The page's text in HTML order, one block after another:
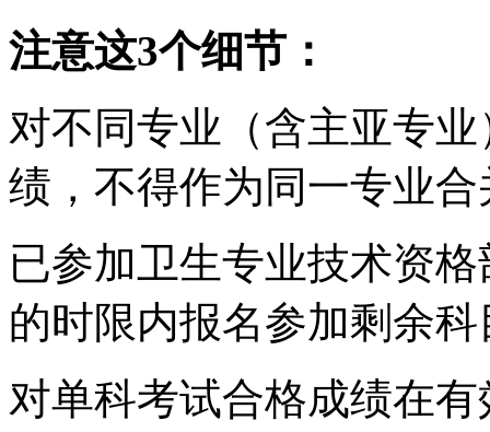
注意这3个细节：
对不同专业（含主亚专
绩，不得作为同一专业
已参加卫生专业技术资
的时限内报名参加剩余
对单科考试合格成绩在